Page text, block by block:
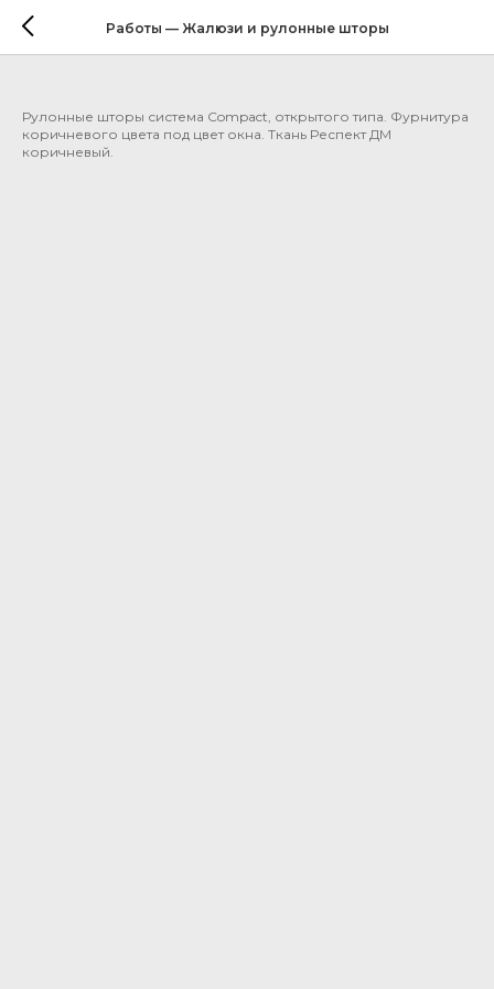
Работы — Жалюзи и рулонные шторы
Рулонные шторы — система
Compact
Рулонные шторы система Compact, открытого типа. Фурнитура
коричневого цвета под цвет окна. Ткань Респект ДМ
коричневый.